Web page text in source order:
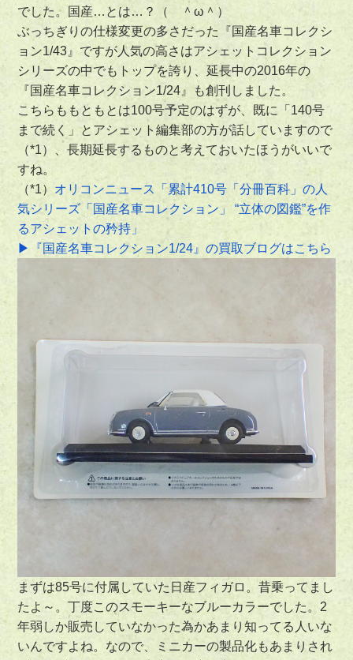
でした。国産…とは…？（ ＾ω＾）
ぶっちぎりの仕様変更の多さだった『国産名車コレクシ
ョン1/43』ですが人気の高さはアシェットコレクション
シリーズの中でもトップを誇り、延長中の2016年の
『国産名車コレクション1/24』も創刊しました。
こちらももともとは100号予定のはずが、既に「140号
まで続く」とアシェット編集部の方が話していますので
（*1）、長期延長するものと考えておいたほうがいいで
すね。
（*1） オリコンニュース「累計410号「分冊百科」の人
気シリーズ「国産名車コレクション」 “立体の図鑑”を作
るアシェットの矜持」
▶『国産名車コレクション1/24』の買取ブログはこちら
まずは85号に付属していた日産フィガロ。昔乗ってまし
たよ～。丁度このスモーキーなブルーカラーでした。2
年弱しか販売していなかった為かあまり知ってる人いな
いんですよね。なので、ミニカーの製品化もあまりされ